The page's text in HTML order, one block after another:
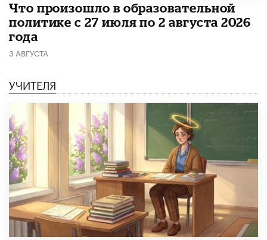
​Что произошло в образовательной
политике с 27 июля по 2 августа 2026
года
3 АВГУСТА
УЧИТЕЛЯ